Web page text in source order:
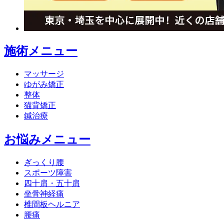
施術メニュー
マッサージ
ゆがみ矯正
整体
猫背矯正
鍼治療
お悩みメニュー
ぎっくり腰
スポーツ障害
四十肩・五十肩
坐骨神経痛
椎間板ヘルニア
腰痛